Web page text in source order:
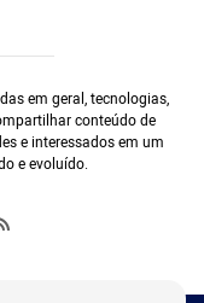
em geral, tecnologias,
conteúdo de
e interessados em um
e evoluído.